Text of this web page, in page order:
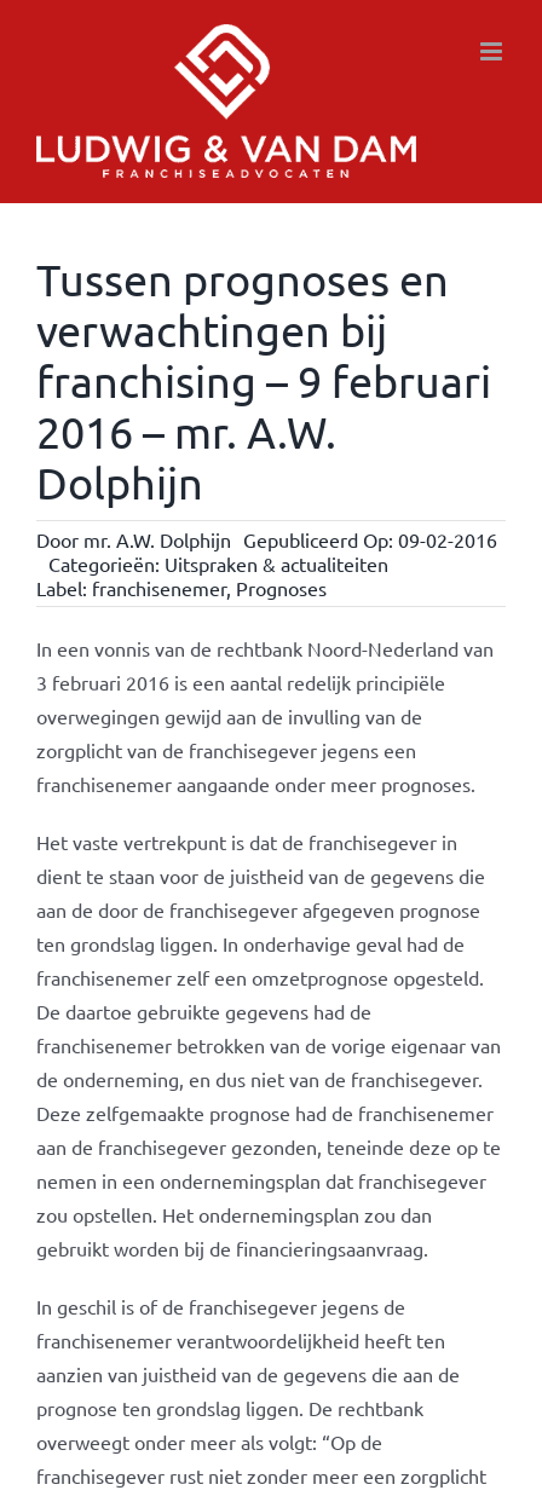
Tussen prognoses en
verwachtingen bij
franchising – 9 februari
2016 – mr. A.W.
Dolphijn
Door mr. A.W. Dolphijn Gepubliceerd Op: 09-02-2016
Categorieën: Uitspraken & actualiteiten
Label: franchisenemer, Prognoses
In een vonnis van de rechtbank Noord-Nederland van
3 februari 2016 is een aantal redelijk principiële
overwegingen gewijd aan de invulling van de
zorgplicht van de franchisegever jegens een
franchisenemer aangaande onder meer prognoses.
Het vaste vertrekpunt is dat de franchisegever in
dient te staan voor de juistheid van de gegevens die
aan de door de franchisegever afgegeven prognose
ten grondslag liggen. In onderhavige geval had de
franchisenemer zelf een omzetprognose opgesteld.
De daartoe gebruikte gegevens had de
franchisenemer betrokken van de vorige eigenaar van
de onderneming, en dus niet van de franchisegever.
Deze zelfgemaakte prognose had de franchisenemer
aan de franchisegever gezonden, teneinde deze op te
nemen in een ondernemingsplan dat franchisegever
zou opstellen. Het ondernemingsplan zou dan
gebruikt worden bij de financieringsaanvraag.
In geschil is of de franchisegever jegens de
franchisenemer verantwoordelijkheid heeft ten
aanzien van juistheid van de gegevens die aan de
prognose ten grondslag liggen. De rechtbank
overweegt onder meer als volgt: “Op de
franchisegever rust niet zonder meer een zorgplicht